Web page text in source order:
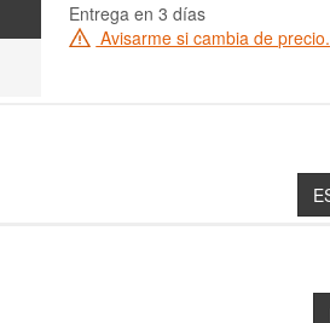
Entrega en 3 días
Avisarme si cambia de precio.